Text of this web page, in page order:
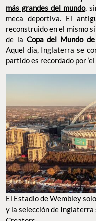
más grandes del mundo,
meca deportiva. El
reconstruido en el mismo
de la Copa del Mundo
Aquel día, Inglaterra se
partido es recordado por
El Estadio de Wembley
y la selección de